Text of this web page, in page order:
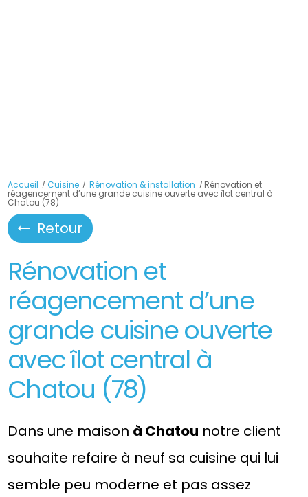
Accueil Cuisine Rénovation & installation Rénovation et
réagencement d’une grande cuisine ouverte avec îlot central à
Chatou (78)
Retour
Rénovation et
réagencement d’une
grande cuisine ouverte
avec îlot central à
Chatou (78)
Dans une maison à Chatou notre client
souhaite refaire à neuf sa cuisine qui lui
semble peu moderne et pas assez